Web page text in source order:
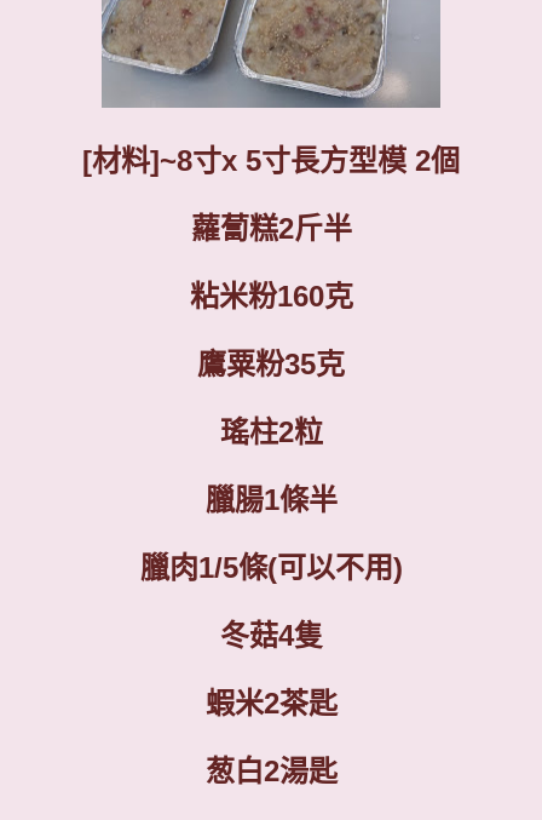
[材料]~8寸x 5寸長方型模 2個
蘿蔔糕2斤半
粘米粉160克
鷹粟粉35克
瑤柱2粒
臘腸1條半
臘肉1/5條(可以不用)
冬菇4隻
蝦米2茶匙
葱白2湯匙